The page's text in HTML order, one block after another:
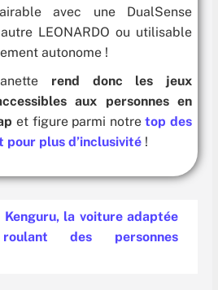
avec une DualSense
LEONARDO ou utilisable
autonome !
rend donc les jeux
aux personnes en
et figure parmi notretop des
plus d’inclusivité !
Kenguru, la voiture adaptée
des personnes